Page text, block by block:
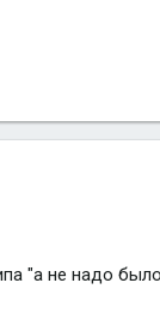
"а не надо